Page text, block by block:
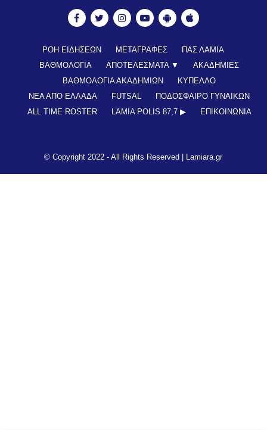
ΡΟΗ ΕΙΔΗΣΕΩΝ ΜΕΤΑΓΡΑΦΕΣ
ΠΑΣ ΛΑΜΙΑ
ΒΑΘΜΟΛΟΓΙΑ
ΑΠΟΤΕΛΕΣΜΑΤΑ ▼
ΑΚΑΔΗΜΙΕΣ
ΒΑΘΜΟΛΟΓΙΑ ΑΚΑΔΗΜΙΩΝ
ΚΥΠΕΛΛΟ
ΝΕΑ ΑΠΟ ΕΛΛΑΔΑ
FUTSAL
ΠΟΔΟΣΦΑΙΡΟ ΓΥΝΑΙΚΩΝ
ALL TIME ROSTER
LAMIA POLIS 87,7 ▶︎ ΕΠΙΚΟΙΝΩΝΊΑ
© Copyright 2022 - All Rights Reserved | Lamiara.gr